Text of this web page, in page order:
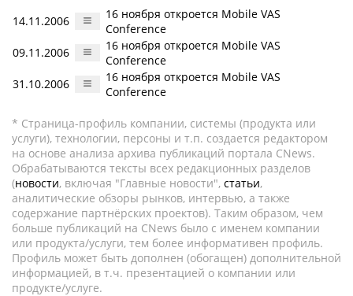
14.11.2006
16 ноября откроется Mobile VAS
Conference
09.11.2006
16 ноября откроется Mobile VAS
Conference
31.10.2006
16 ноября откроется Mobile VAS
Conference
* Страница-профиль компании, системы (продукта или
услуги), технологии, персоны и т.п. создается редактором
на основе анализа архива публикаций портала CNews.
Обрабатываются тексты всех редакционных разделов
(новости, включая "Главные новости", статьи,
аналитические обзоры рынков, интервью, а также
содержание партнёрских проектов). Таким образом, чем
больше публикаций на CNews было с именем компании
или продукта/услуги, тем более информативен профиль.
Профиль может быть дополнен (обогащен) дополнительной
информацией, в т.ч. презентацией о компании или
продукте/услуге.